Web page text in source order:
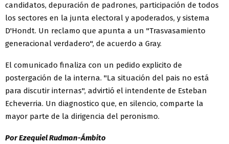
candidatos, depuración de padrones, participación de todos
los sectores en la junta electoral y apoderados, y sistema
D'Hondt. Un reclamo que apunta a un "Trasvasamiento
generacional verdadero", de acuerdo a Gray.
El comunicado finaliza con un pedido explicito de
postergación de la interna. "La situación del pais no está
para discutir internas", advirtió el intendente de Esteban
Echeverria. Un diagnostico que, en silencio, comparte la
mayor parte de la dirigencia del peronismo.
Por Ezequiel Rudman-Ámbito